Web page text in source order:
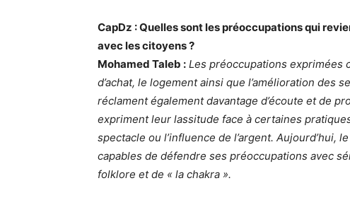
CapDz : Quelles sont les préoccupations qui
avec les citoyens ?
Mohamed Taleb : Les préoccupations exprimées
d’achat, le logement ainsi que l’amélioration des
réclament également davantage d’écoute et de
expriment leur lassitude face à certaines
spectacle ou l’influence de l’argent.
capables de défendre ses préoccupations avec
folklore et de « la chakra ».